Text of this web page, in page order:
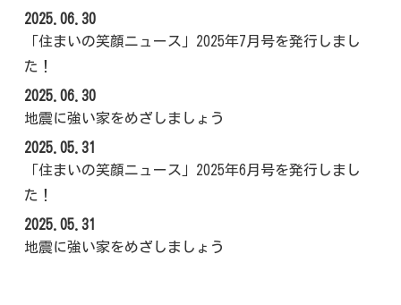
2025.06.30
「住まいの笑顔ニュース」2025年7月号を発行しまし
た！
2025.06.30
地震に強い家をめざしましょう
2025.05.31
「住まいの笑顔ニュース」2025年6月号を発行しまし
た！
2025.05.31
地震に強い家をめざしましょう